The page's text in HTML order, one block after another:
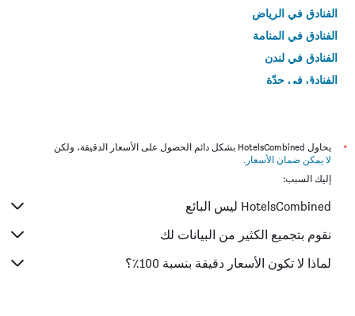
الفنادق في الرياض
الفنادق في المنامة
الفنادق في لندن
الفنادق في جدّة
*
يحاول HotelsCombined بشكل دائم الحصول على الأسعار الدقيقة، ولكن
لا يمكن ضمان الأسعار .
إليك السبب:
HotelsCombined ليس البائع
نقوم بتجميع الكثير من البيانات لك
لماذا لا تكون الأسعار دقيقة بنسبة 100٪؟